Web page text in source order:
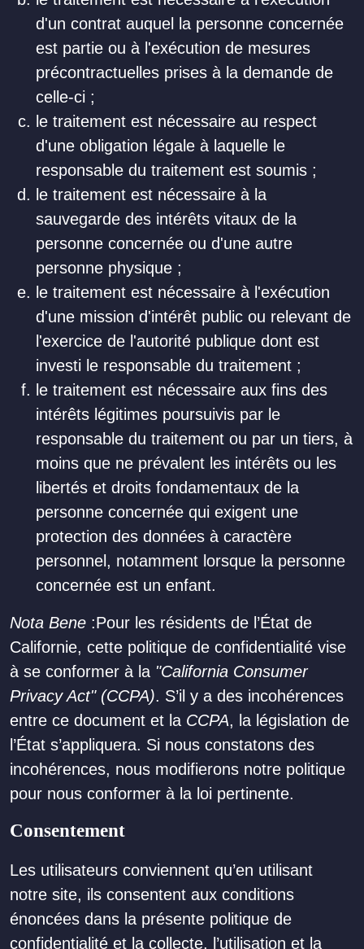
d'un contrat auquel la personne concernée
est partie ou à l'exécution de mesures
précontractuelles prises à la demande de
celle-ci ;
le traitement est nécessaire au respect
d'une obligation légale à laquelle le
responsable du traitement est soumis ;
le traitement est nécessaire à la
sauvegarde des intérêts vitaux de la
personne concernée ou d'une autre
personne physique ;
le traitement est nécessaire à l'exécution
d'une mission d'intérêt public ou relevant de
l'exercice de l'autorité publique dont est
investi le responsable du traitement ;
le traitement est nécessaire aux fins des
intérêts légitimes poursuivis par le
responsable du traitement ou par un tiers, à
moins que ne prévalent les intérêts ou les
libertés et droits fondamentaux de la
personne concernée qui exigent une
protection des données à caractère
personnel, notamment lorsque la personne
concernée est un enfant.
Nota Bene :Pour les résidents de l’État de
Californie, cette politique de confidentialité vise
à se conformer à la "California Consumer
Privacy Act" (CCPA). S’il y a des incohérences
entre ce document et la CCPA, la législation de
l’État s’appliquera. Si nous constatons des
incohérences, nous modifierons notre politique
pour nous conformer à la loi pertinente.
Consentement
Les utilisateurs conviennent qu’en utilisant
notre site, ils consentent aux conditions
énoncées dans la présente politique de
confidentialité et la collecte, l’utilisation et la